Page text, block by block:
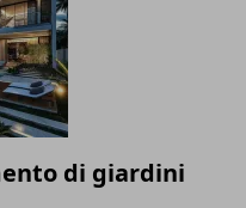
di giardini